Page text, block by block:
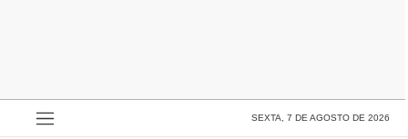
SEXTA, 7 DE AGOSTO DE 2026